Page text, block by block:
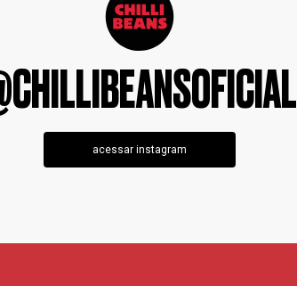
acessar instagram